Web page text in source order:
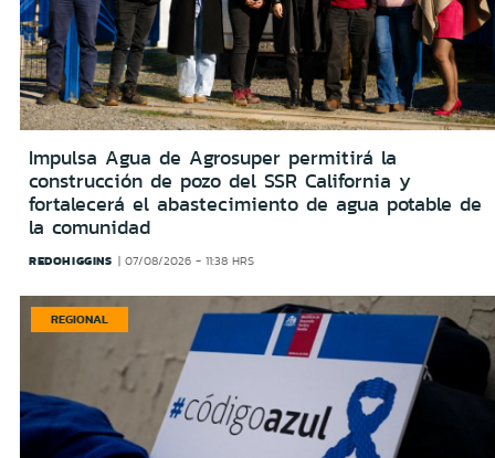
Impulsa Agua de Agrosuper permitirá la
construcción de pozo del SSR California y
fortalecerá el abastecimiento de agua potable de
la comunidad
REDOHIGGINS 07/08/2026 - 11:38 HRS
REGIONAL